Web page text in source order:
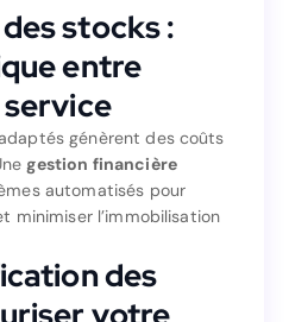
stocks :
entre
génèrent des coûts
gestion financière
automatisés pour
minimiser l’immobilisation
des
des stocks :
critique entre
et service
génèrent des coûts
cachés considérables. Une
systèmes automatisés pour
minimiser l’immobilisation
financière.
des